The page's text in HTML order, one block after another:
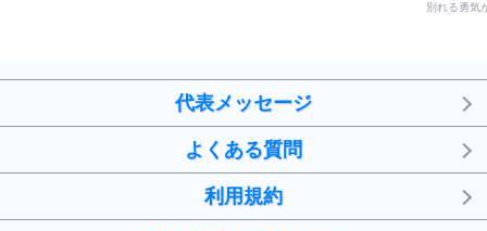
別れる勇気
代表メッセージ
よくある質問
利用規約